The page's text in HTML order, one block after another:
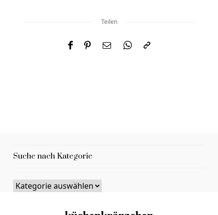
Teilen
Suche nach Kategorie